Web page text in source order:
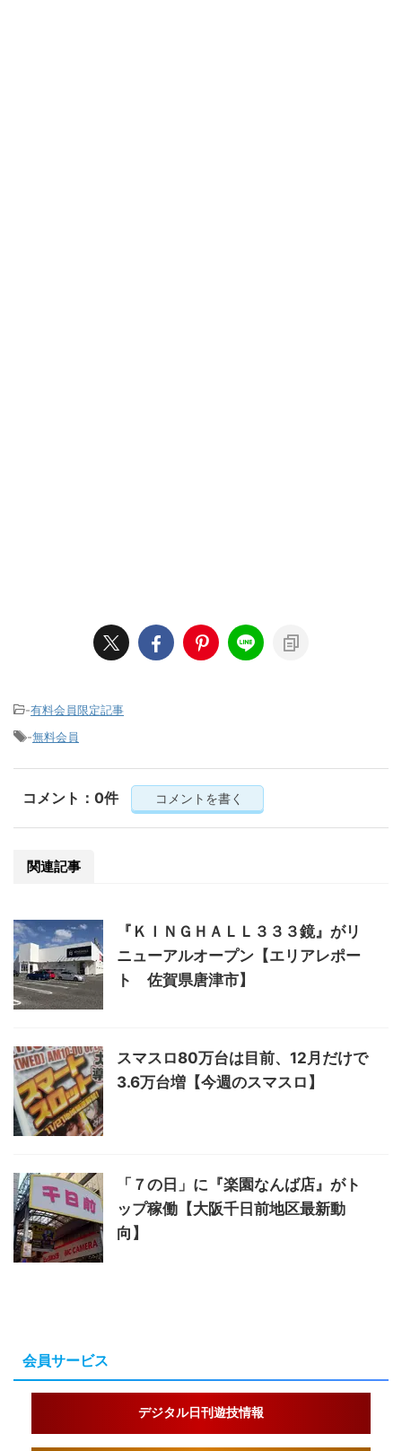
-有料会員限定記事
-無料会員
コメント：0件 コメントを書く
関連記事
『ＫＩＮＧＨＡＬＬ３３３鏡』がリ
ニューアルオープン【エリアレポー
ト 佐賀県唐津市】
スマスロ80万台は目前、12月だけで
3.6万台増【今週のスマスロ】
「７の日」に『楽園なんば店』がト
ップ稼働【大阪千日前地区最新動
向】
会員サービス
デジタル日刊遊技情報